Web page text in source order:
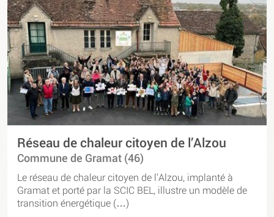
Réseau de chaleur citoyen de l’Alzou
Commune de Gramat (46)
Le réseau de chaleur citoyen de l’Alzou, implanté à
Gramat et porté par la SCIC BEL, illustre un modèle de
transition énergétique (…)